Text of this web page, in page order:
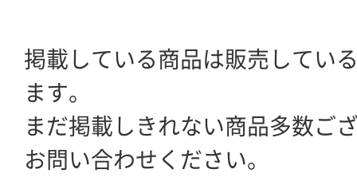
掲載している商品は販売してい
ます。
まだ掲載しきれない商品多数ご
お問い合わせください。